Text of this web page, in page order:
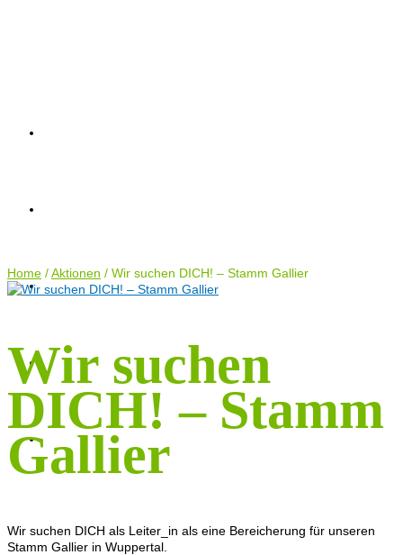
TERMINE
ANTRÄGE
KONTAKT
Home /Aktionen / Wir suchen DICH! – Stamm Gallier
Wir suchen
DICH! – Stamm
Gallier
Wir suchen DICH als Leiter_in als eine Bereicherung für unseren
Stamm Gallier in Wuppertal.